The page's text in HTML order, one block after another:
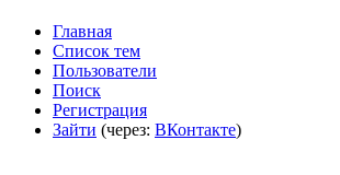
Главная
Список тем
Пользователи
Поиск
Регистрация
Зайти (через: ВКонтакте)